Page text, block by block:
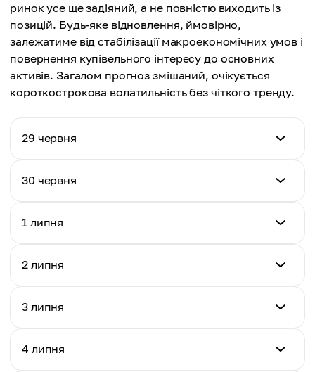
ринок усе ще задіяний, а не повністю виходить із
позицій. Будь-яке відновлення, ймовірно,
залежатиме від стабілізації макроекономічних умов і
повернення купівельного інтересу до основних
активів. Загалом прогноз змішаний, очікується
короткострокова волатильність без чіткого тренду.
29 червня
Ціна (USD)
Денна зміна
30 червня
Ціна (USD)
Денна зміна
1 липня
Ціна (USD)
Денна зміна
2 липня
Ціна (USD)
Денна зміна
3 липня
Ціна (USD)
4 липня